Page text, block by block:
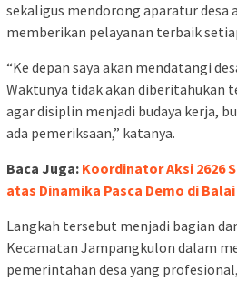
sekaligus mendorong aparatur desa
memberikan pelayanan terbaik
“Ke depan saya akan mendatangi
Waktunya tidak akan diberitahukan
agar disiplin menjadi budaya kerja,
ada pemeriksaan,” katanya.
Baca Juga: Koordinator Aksi 2626
atas Dinamika Pasca Demo di
Langkah tersebut menjadi bagian
Kecamatan Jampangkulon dalam
pemerintahan desa yang